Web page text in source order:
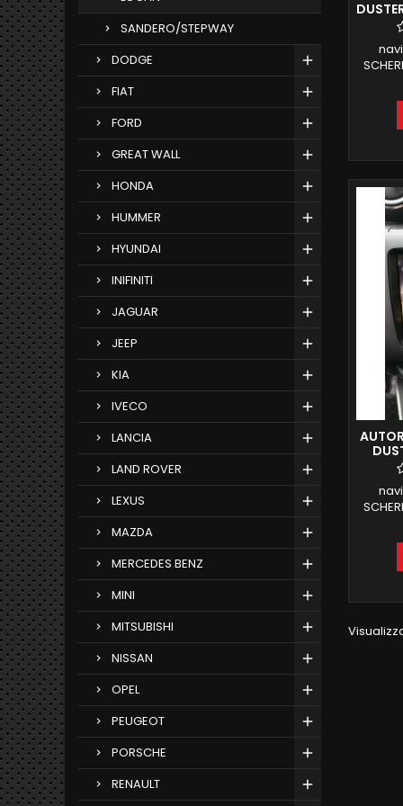
SANDERO/STEPWAY
DODGE
FIAT
FORD
GREAT WALL
HONDA
HUMMER
HYUNDAI
INIFINITI
JAGUAR
JEEP
KIA
IVECO
LANCIA
LAND ROVER
LEXUS
MAZDA
MERCEDES BENZ
MINI
MITSUBISHI
NISSAN
OPEL
PEUGEOT
PORSCHE
RENAULT
2
6